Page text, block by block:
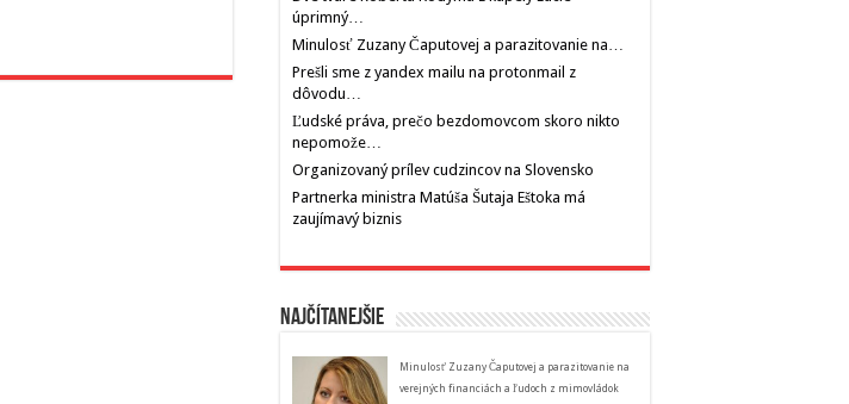
úprimný…
Minulosť Zuzany Čaputovej a parazitovanie na…
Prešli sme z yandex mailu na protonmail z
dôvodu…
Ľudské práva, prečo bezdomovcom skoro nikto
nepomože…
Organizovaný prílev cudzincov na Slovensko
Partnerka ministra Matúša Šutaja Eštoka má
zaujímavý biznis
Najčítanejšie
Minulosť Zuzany Čaputovej a parazitovanie na
verejných financiách a ľudoch z mimovládok